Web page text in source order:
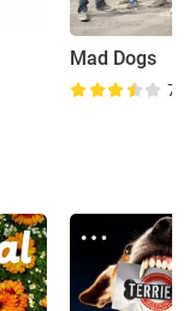
Mad Dogs
7.5